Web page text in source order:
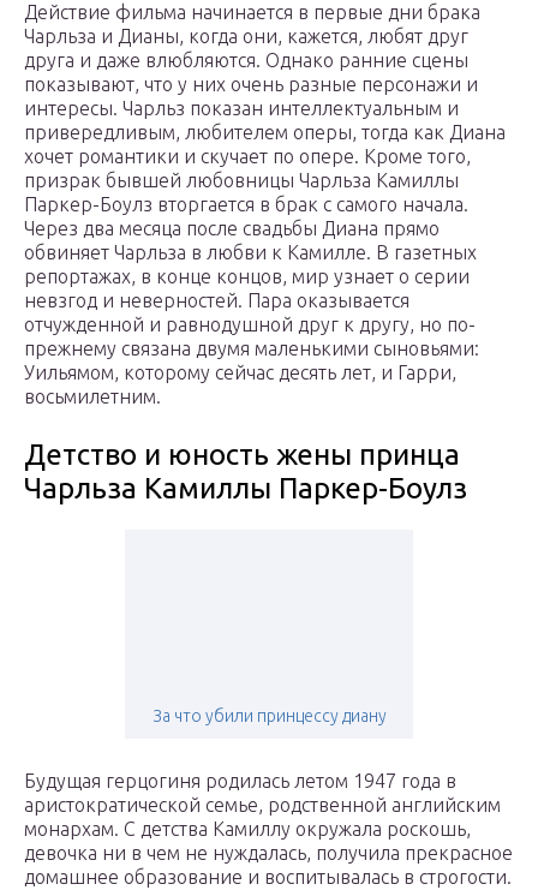
Действие фильма начинается в первые дни брака
Чарльза и Дианы, когда они, кажется, любят друг
друга и даже влюбляются. Однако ранние сцены
показывают, что у них очень разные персонажи и
интересы. Чарльз показан интеллектуальным и
привередливым, любителем оперы, тогда как Диана
хочет романтики и скучает по опере. Кроме того,
призрак бывшей любовницы Чарльза Камиллы
Паркер-Боулз вторгается в брак с самого начала.
Через два месяца после свадьбы Диана прямо
обвиняет Чарльза в любви к Камилле. В газетных
репортажах, в конце концов, мир узнает о серии
невзгод и неверностей. Пара оказывается
отчужденной и равнодушной друг к другу, но по-
прежнему связана двумя маленькими сыновьями:
Уильямом, которому сейчас десять лет, и Гарри,
восьмилетним.
Детство и юность жены принца
Чарльза Камиллы Паркер-Боулз
За что убили принцессу диану
Будущая герцогиня родилась летом 1947 года в
аристократической семье, родственной английским
монархам. С детства Камиллу окружала роскошь,
девочка ни в чем не нуждалась, получила прекрасное
домашнее образование и воспитывалась в строгости.